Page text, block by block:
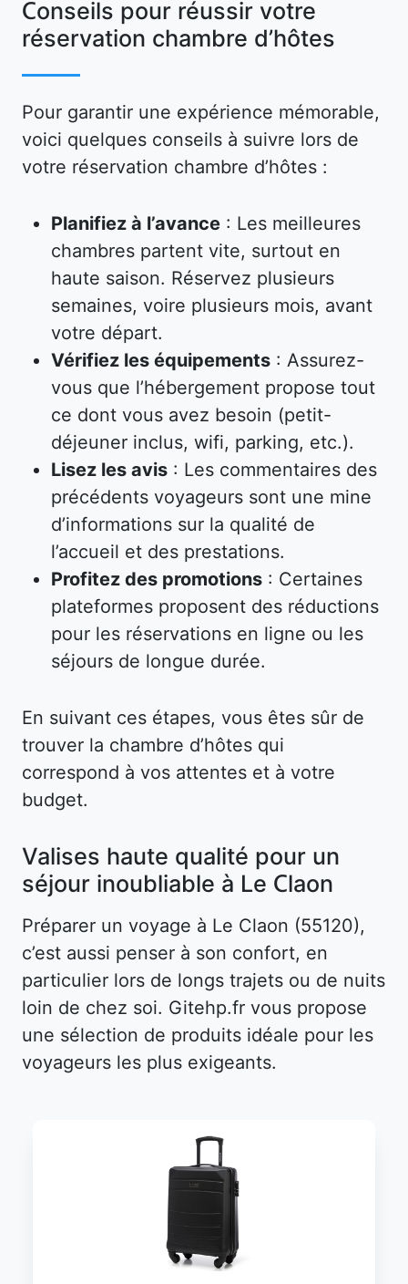
Conseils pour réussir votre
réservation chambre d’hôtes
Pour garantir une expérience mémorable,
voici quelques conseils à suivre lors de
votre réservation chambre d’hôtes :
Planifiez à l’avance : Les meilleures
chambres partent vite, surtout en
haute saison. Réservez plusieurs
semaines, voire plusieurs mois, avant
votre départ.
Vérifiez les équipements : Assurez-
vous que l’hébergement propose tout
ce dont vous avez besoin (petit-
déjeuner inclus, wifi, parking, etc.).
Lisez les avis : Les commentaires des
précédents voyageurs sont une mine
d’informations sur la qualité de
l’accueil et des prestations.
Profitez des promotions : Certaines
plateformes proposent des réductions
pour les réservations en ligne ou les
séjours de longue durée.
En suivant ces étapes, vous êtes sûr de
trouver la chambre d’hôtes qui
correspond à vos attentes et à votre
budget.
Valises haute qualité pour un
séjour inoubliable à Le Claon
Préparer un voyage à Le Claon (55120),
c’est aussi penser à son confort, en
particulier lors de longs trajets ou de nuits
loin de chez soi. Gitehp.fr vous propose
une sélection de produits idéale pour les
voyageurs les plus exigeants.